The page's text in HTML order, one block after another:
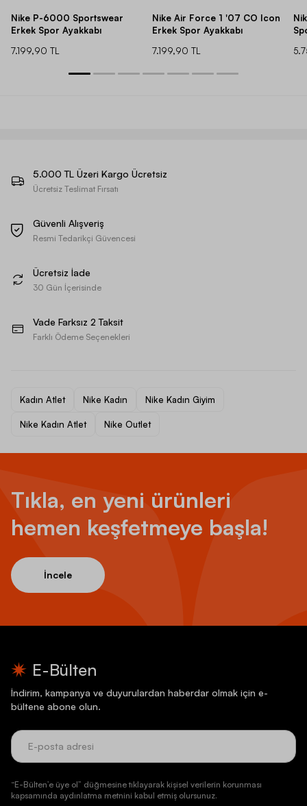
Nike P-6000 Sportswear
Erkek Spor Ayakkabı
7.199,90 TL
Nike Air Force 1 '07 CO Icon
Erkek Spor Ayakkabı
7.199,90 TL
5.000 TL Üzeri Kargo Ücretsiz
Ücretsiz Teslimat Fırsatı
Güvenli Alışveriş
Resmi Tedarikçi Güvencesi
Ücretsiz İade
30 Gün İçerisinde
Vade Farksız 2 Taksit
Farklı Ödeme Seçenekleri
Kadın Atlet Nike Kadın Nike Kadın Giyim
Nike Kadın Atlet Nike Outlet
Tıkla, en yeni ürünleri
hemen keşfetmeye başla!
İncele
E-Bülten
İndirim, kampanya ve duyurulardan haberdar olmak için e-
bültene abone olun.
“E-Bülten’e üye ol” düğmesine tıklayarak kişisel verilerin korunması
kapsamında aydınlatma metnini kabul etmiş olursunuz.